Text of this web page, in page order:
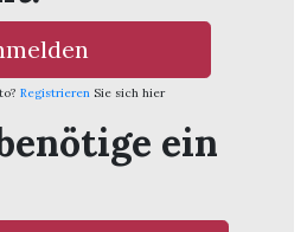
Registrieren Sie sich hier
ein